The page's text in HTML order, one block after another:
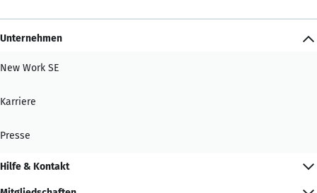
Unternehmen
New Work SE
Karriere
Presse
Hilfe & Kontakt